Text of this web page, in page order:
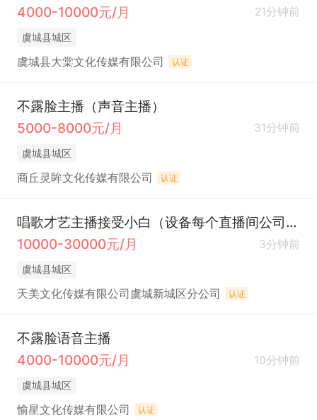
4000-10000元/月
21分钟前
虞城县城区
虞城县大棠文化传媒有限公司 认证
不露脸主播（声音主播）
5000-8000元/月
31分钟前
虞城县城区
商丘灵眸文化传媒有限公司 认证
唱歌才艺主播接受小白（设备每个直播间公司提供+从零孵化）
10000-30000元/月
3分钟前
虞城县城区
天美文化传媒有限公司虞城新城区分公司 认证
不露脸语音主播
4000-10000元/月
10分钟前
虞城县城区
愉星文化传媒有限公司 认证